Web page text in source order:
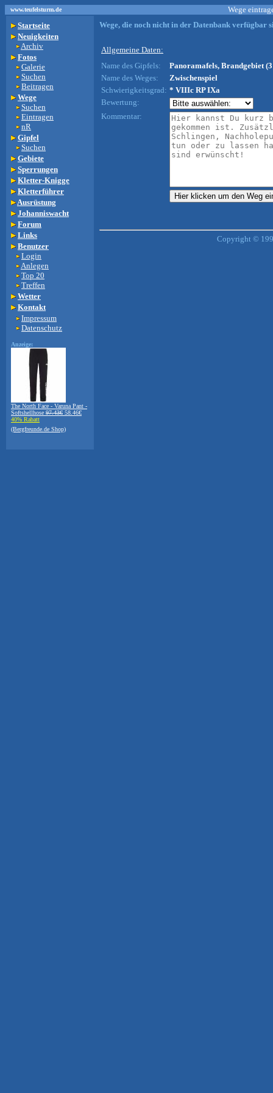
www.teufelsturm.de
Wege
Startseite
Neuigkeiten
Archiv
Fotos
Galerie
Suchen
Beitragen
Wege
Suchen
Eintragen
nR
Gipfel
Suchen
Gebiete
Sperrungen
Kletter-Knigge
Kletterführer
Ausrüstung
Johanniswacht
Forum
Links
Benutzer
Login
Anlegen
Top 20
Treffen
Wetter
Kontakt
Impressum
Datenschutz
Anzeige:
The North Face - Varuna Pant -
Softshellhose 97.43€ 58.46€
40% Rabatt
(Bergfreunde.de Shop)
Wege, die noch nicht in der Datenbank verfügbar
Allgemeine Daten:
Name des Gipfels:
Panoramafels, Brandgebiet
Name des Weges:
Zwischenspiel
Schwierigkeitsgrad: * VIIIc RP IXa
Bewertung:
Kommentar:
Copyright ©